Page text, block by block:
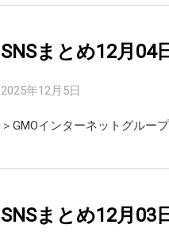
SNSまとめ12月04
2025年12月5日
＞GMOインターネットグルー
SNSまとめ12月03